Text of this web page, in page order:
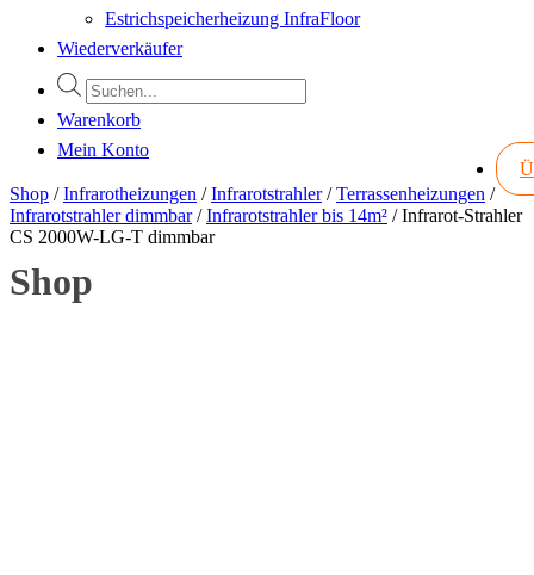
Estrichspeicherheizung InfraFloor
Wiederverkäufer
Products
search
Warenkorb
Mein Konto
Shop /Infrarotheizungen /Infrarotstrahler/Terrassenheizungen /
Infrarotstrahler dimmbar/Infrarotstrahler bis 14m² /Infrarot-Strahler
CS 2000W-LG-T dimmbar
Shop